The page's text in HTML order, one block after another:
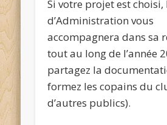
Si votre projet est choisi,
d’Administration vous
accompagnera dans sa
tout au long de l’année
partagez la
formez les copains du
d’autres publics).